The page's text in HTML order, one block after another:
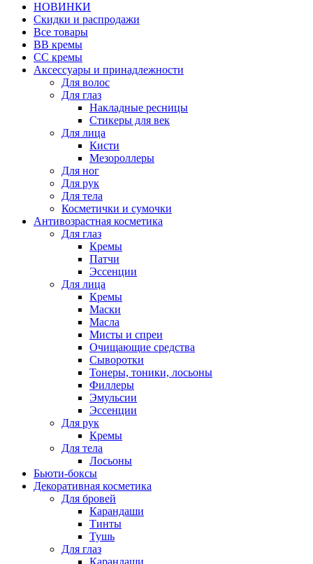
НОВИНКИ
Скидки и распродажи
Все товары
BB кремы
CC кремы
Аксессуары и принадлежности
Для волос
Для глаз
Накладные ресницы
Стикеры для век
Для лица
Кисти
Мезороллеры
Для ног
Для рук
Для тела
Косметички и сумочки
Антивозрастная косметика
Для глаз
Кремы
Патчи
Эссенции
Для лица
Кремы
Маски
Масла
Мисты и спреи
Очищающие средства
Сыворотки
Тонеры, тоники, лосьоны
Филлеры
Эмульсии
Эссенции
Для рук
Кремы
Для тела
Лосьоны
Бьюти-боксы
Декоративная косметика
Для бровей
Карандаши
Тинты
Тушь
Для глаз